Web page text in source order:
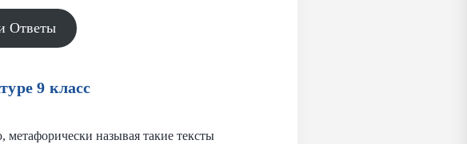
Ответы
9 класс
называя такие тексты